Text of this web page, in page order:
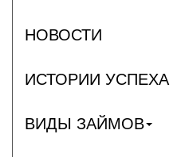
НОВОСТИ
ИСТОРИИ УСПЕХА
ВИДЫ ЗАЙМОВ